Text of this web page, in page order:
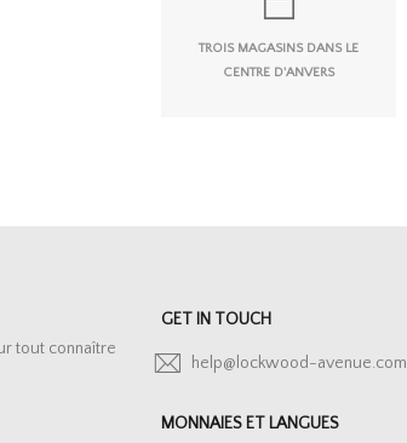
TROIS MAGASINS DANS LE
CENTRE D'ANVERS
tout connaître
GET IN TOUCH
help@lockwood-avenue.com
MONNAIES ET LANGUES